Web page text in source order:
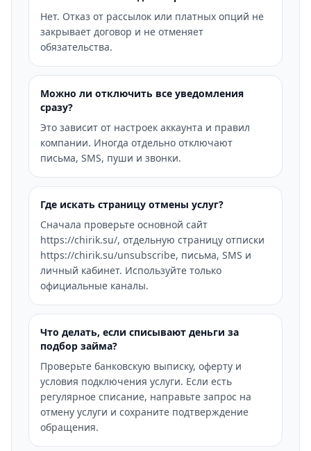
Нет. Отказ от рассылок или платных опций не
закрывает договор и не отменяет
обязательства.
Можно ли отключить все уведомления
сразу?
Это зависит от настроек аккаунта и правил
компании. Иногда отдельно отключают
письма, SMS, пуши и звонки.
Где искать страницу отмены услуг?
Сначала проверьте основной сайт
https://chirik.su/, отдельную страницу отписки
https://chirik.su/unsubscribe, письма, SMS и
личный кабинет. Используйте только
официальные каналы.
Что делать, если списывают деньги за
подбор займа?
Проверьте банковскую выписку, оферту и
условия подключения услуги. Если есть
регулярное списание, направьте запрос на
отмену услуги и сохраните подтверждение
обращения.